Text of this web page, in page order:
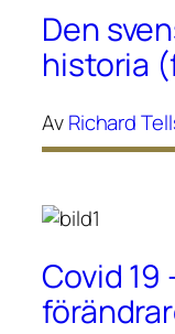
Den
historia
AvRichard
Covid 19